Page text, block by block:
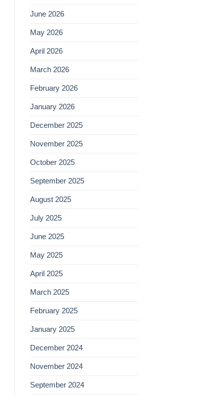
June 2026
May 2026
April 2026
March 2026
February 2026
January 2026
December 2025
November 2025
October 2025
September 2025
August 2025
July 2025
June 2025
May 2025
April 2025
March 2025
February 2025
January 2025
December 2024
November 2024
September 2024